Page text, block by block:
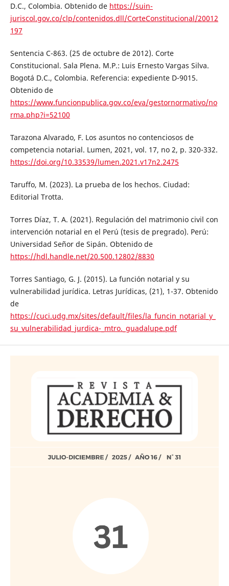
D.C., Colombia. Obtenido de https://suin-
juriscol.gov.co/clp/contenidos.dll/CorteConstitucional/20012
197
Sentencia C-863. (25 de octubre de 2012). Corte
Constitucional. Sala Plena. M.P.: Luis Ernesto Vargas Silva.
Bogotá D.C., Colombia. Referencia: expediente D-9015.
Obtenido de
https://www.funcionpublica.gov.co/eva/gestornormativo/no
rma.php?i=52100
Tarazona Alvarado, F. Los asuntos no contenciosos de
competencia notarial. Lumen, 2021, vol. 17, no 2, p. 320-332.
https://doi.org/10.33539/lumen.2021.v17n2.2475
Taruffo, M. (2023). La prueba de los hechos. Ciudad:
Editorial Trotta.
Torres Díaz, T. A. (2021). Regulación del matrimonio civil con
intervención notarial en el Perú (tesis de pregrado). Perú:
Universidad Señor de Sipán. Obtenido de
https://hdl.handle.net/20.500.12802/8830
Torres Santiago, G. J. (2015). La función notarial y su
vulnerabilidad jurídica. Letras Jurídicas, (21), 1-37. Obtenido
de
https://cuci.udg.mx/sites/default/files/la_funcin_notarial_y_
su_vulnerabilidad_jurdica-_mtro._guadalupe.pdf